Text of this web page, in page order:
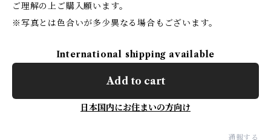
ご理解の上ご購入願います。
※写真とは色合いが多少異なる場合もございます。
International shipping available
Add to cart
日本国内にお住まいの方向け
通報する